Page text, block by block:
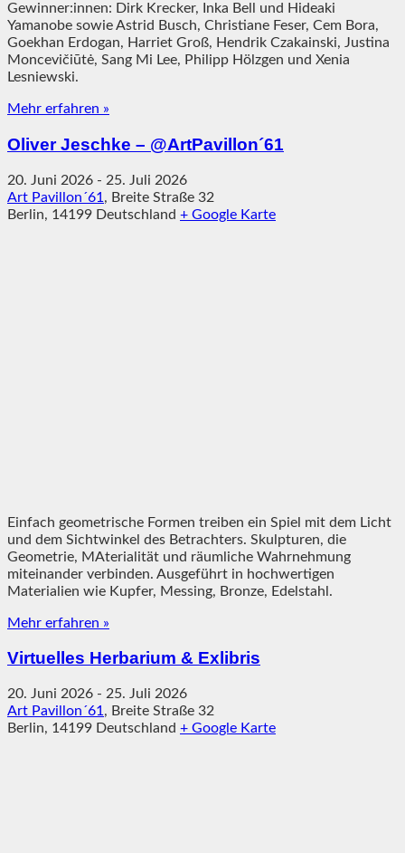
Gewinner:innen: Dirk Krecker, Inka Bell und Hideaki
Yamanobe sowie Astrid Busch, Christiane Feser, Cem Bora,
Goekhan Erdogan, Harriet Groß, Hendrik Czakainski, Justina
Moncevičiūtė, Sang Mi Lee, Philipp Hölzgen und Xenia
Lesniewski.
Mehr erfahren »
Oliver Jeschke – @ArtPavillon´61
20. Juni 2026 - 25. Juli 2026
Art Pavillon´61 , Breite Straße 32
Berlin, 14199 Deutschland + Google Karte
Einfach geometrische Formen treiben ein Spiel mit dem Licht
und dem Sichtwinkel des Betrachters. Skulpturen, die
Geometrie, MAterialität und räumliche Wahrnehmung
miteinander verbinden. Ausgeführt in hochwertigen
Materialien wie Kupfer, Messing, Bronze, Edelstahl.
Mehr erfahren »
Virtuelles Herbarium & Exlibris
20. Juni 2026 - 25. Juli 2026
Art Pavillon´61 , Breite Straße 32
Berlin, 14199 Deutschland + Google Karte